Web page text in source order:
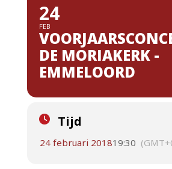
24
FEB
DE MORIAKERK -
EMMELOORD
Tijd
24 februari 201819:30